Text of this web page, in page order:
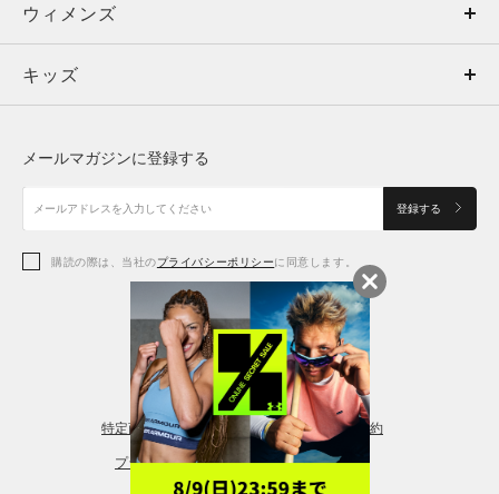
ウィメンズ
キッズ
アクセサリー
トップス
ボトムス
アクセサリー
ウィメンズ
トップス
シューズ
アクセサリー
レギンス＆タイツ
キッズ
シューズ
メールマガジンに登録する
登録する
購読の際は、当社のプライバシーポリシーに同意します。
特定商取引法に基づく通販の表記 会員規約
プライバシーポリシー